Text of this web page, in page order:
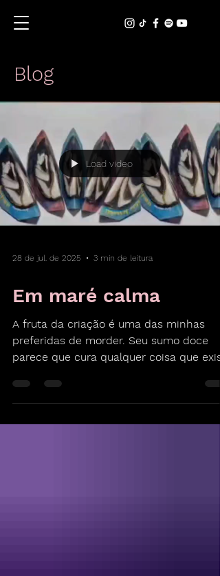
Blog
Load video
28 de jul. de 2025 3 min de leitura
Em maré calma
A fruta da criação é uma das minhas
preferidas de morder. Seu sumo doce
parece que cura qualquer coisa que